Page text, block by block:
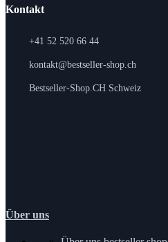
Kontakt
+41 52 520 66 44
kontakt@bestseller-shop.ch
Bestseller-Shop.CH Schweiz
Über uns